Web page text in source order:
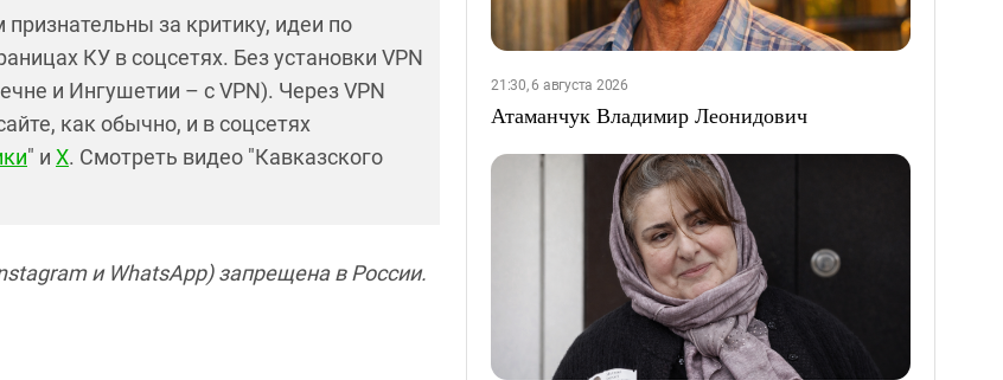
признательны за критику, идеи по
КУ в соцсетях. Без установки VPN
и Ингушетии – с VPN). Через VPN
как обычно, и в соцсетях
" и X. Смотреть видео "Кавказского
и WhatsApp) запрещена в России.
21:30, 6 августа 2026
Атаманчук Владимир Леонидович